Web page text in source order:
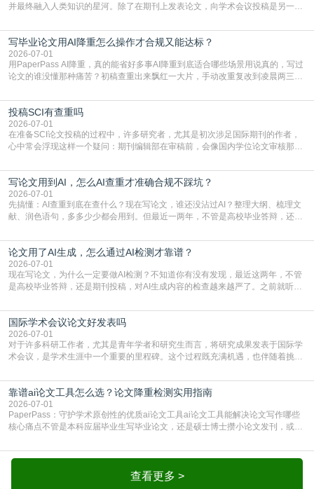
并最终融入人类知识的星河。除了在期刊上发表论文，向学术会议投稿是另一个
广阔学术天地的大门，连接着个体研究与社会网络。本篇AEIC学术交流中心小编
就为大家介绍“学术会议投稿意义”。一、加速研究成果的传播与反馈学术会议通
常具有周期短、时效性强的特点。相比期刊漫长的
写毕业论文用AI降重怎么操作才合规又能达标？
2026-07-01
用PaperPass AI降重，真的能省好多事AI降重到底适合哪些场景用说真的，写过
论文的谁没懂那种痛苦？初稿查重出来飘红一大片，手动改重复改到凌晨两三
到秃头。这时候靠谱的AI降重真的就是救命稻草，选对工具，半天就能搞定你两
三天都做不完的事。不是所有人都需要用AI降重，但如果你符合下面这些场景，
真的可以试试：初稿写完重复率远超要
投稿SCI有查重吗
2026-07-01
在准备SCI论文投稿的过程中，许多研究者，尤其是初次涉足国际期刊的作者，
心中常会浮现这样一个疑问：期刊编辑部在审稿前，会像国内学位论文审核那
论文的初审通过率。实际上，SCI期刊对重复内容的审查是严谨投稿流程中不可
或缺的一环。本篇AEIC学术交流中心小编就为大家介绍“投稿SCI有查重吗”。
一、查重是标准流程答案是明确的：绝大多数S
写论文用到AI，怎么AI查重才准确合规不踩坑？
2026-07-01
先搞懂：AI查重到底在查什么？现在写论文，谁还没沾过AI？整理大纲、梳理文
献、润色语句，多多少少都会用到。但最近一两年，不管是高校毕业答辩，还是
须加做AI查重。很多人分不清，AI查重和普通查重到底有啥区别？这里说透：普
通查重查的是你的文字和已公开文献的重复比例，防的是抄袭；AI查重查的是你
的内容里，有多少是AI生成的，防的是过
论文用了AI生成，怎么通过AI检测才靠谱？
2026-07-01
现在写论文，为什么一定要做AI检测？不知道你有没有发现，最近这两年，不管
是高校毕业答辩，还是期刊投稿，对AI生成内容的检查越来越严了。之前就听身
要求修改，还差点被判定学术不规范，真的太冤了。现在国内多数高校和核心期
刊，都已经明确出台了相关规定：如果使用AI生成内容辅助写作，必须明确标
注，未标注的AI生成内容会被认定为不符合学
国际学术会议论文好发表吗
2026-07-01
对于许多科研工作者，尤其是青年学者和研究生而言，将研究成果发表于国际学
术会议，是学术生涯中一个重要的里程碑。这个过程既充满机遇，也伴随着挑
疑问：国际学术会议论文到底好不好发表？其价值和难度究竟如何衡量。本篇
AEIC学术交流中心小编就为大家介绍“国际学术会议论文好发表吗”。一、会议论
文发表的相对优势与期刊论文相比，国际会议论文的发
靠谱ai论文工具怎么选？论文降重检测实用指南
2026-07-01
PaperPass：守护学术原创性的优质ai论文工具ai论文工具能解决论文写作哪些
核心痛点不管是本科应届毕业生写毕业论文，还是硕士博士攒小论文发刊，或是
自己逐句读逐句改，熬好几个大夜不说，还经常改不到点上，交上去才发现重复
率超标，再返工太折腾。现在有了成熟的ai论文工具，这些痛点基本都能高效解
决。靠谱的ai论文工具，不止能帮你梳查看更多 >